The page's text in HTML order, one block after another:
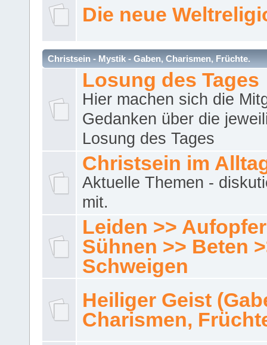
Die neue
Christsein - Mystik - Gaben, Charismen, Früchte.
Losung des Tages
Hier machen sich die
Gedanken über die
Losung des Tages
Christsein im
Aktuelle Themen -
mit.
Leiden >>
Sühnen >> Beten
Schweigen
Heiliger Geist
Charismen,